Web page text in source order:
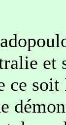
et
ce